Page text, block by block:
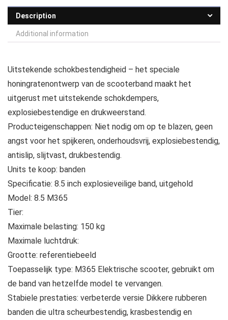
Description
Additional information
Uitstekende schokbestendigheid – het speciale
honingratenontwerp van de scooterband maakt het
uitgerust met uitstekende schokdempers,
explosiebestendige en drukweerstand.
Producteigenschappen: Niet nodig om op te blazen, geen
angst voor het spijkeren, onderhoudsvrij, explosiebestendig,
antislip, slijtvast, drukbestendig.
Units te koop: banden
Specificatie: 8.5 inch explosieveilige band, uitgehold
Model: 8.5 M365
Tier:
Maximale belasting: 150 kg
Maximale luchtdruk:
Grootte: referentiebeeld
Toepasselijk type: M365 Elektrische scooter, gebruikt om
de band van hetzelfde model te vervangen.
Stabiele prestaties: verbeterde versie Dikkere rubberen
banden die ultra scheurbestendig, krasbestendig en